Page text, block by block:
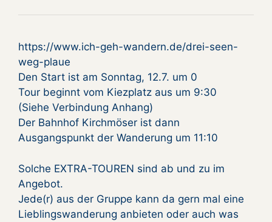
https://www.ich-geh-wandern.de/drei-seen-
weg-plaue
Den Start ist am Sonntag, 12.7. um 0
Tour beginnt vom Kiezplatz aus um 9:30
(Siehe Verbindung Anhang)
Der Bahnhof Kirchmöser ist dann
Ausgangspunkt der Wanderung um 11:10
Solche EXTRA-TOUREN sind ab und zu im
Angebot.
Jede(r) aus der Gruppe kann da gern mal eine
Lieblingswanderung anbieten oder auch was